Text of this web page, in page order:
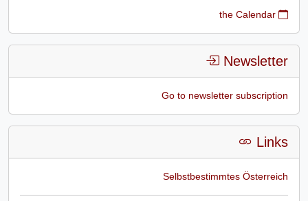
Newsletter
Go to newsletter subscription
Links
Selbstbestimmtes Österreich